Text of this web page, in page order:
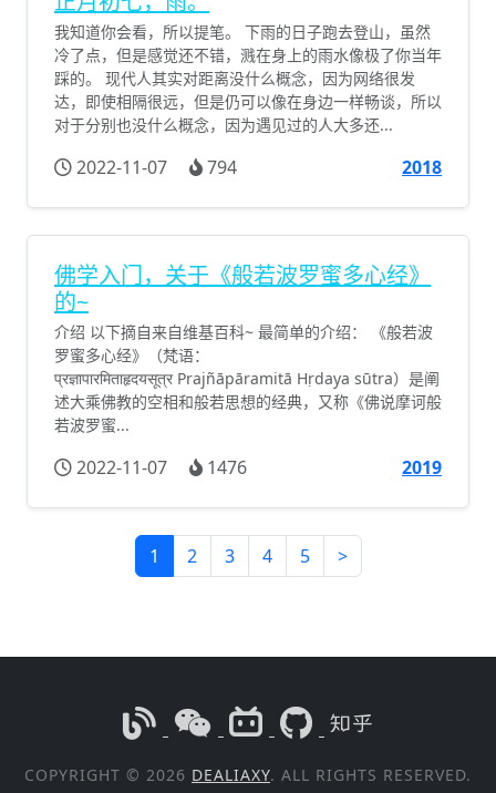
我知道你会看，所以提笔。 下雨的日子跑去登山，虽然
冷了点，但是感觉还不错，溅在身上的雨水像极了你当年
踩的。 现代人其实对距离没什么概念，因为网络很发
达，即使相隔很远，但是仍可以像在身边一样畅谈，所以
对于分别也没什么概念，因为遇见过的人大多还...
2022-11-07 794 2018
佛学入门，关于《般若波罗蜜多心经》
的~
介绍 以下摘自来自维基百科~ 最简单的介绍： 《般若波
罗蜜多心经》（梵语：
प्रज्ञापारमिताहृदयसूत्र Prajñāpāramitā Hṛdaya sūtra）是阐
述大乘佛教的空相和般若思想的经典，又称《佛说摩诃般
若波罗蜜...
2022-11-07 1476 2019
1 2 3 4 5 >
COPYRIGHT © 2026 DEALIAXY. ALL RIGHTS RESERVED.